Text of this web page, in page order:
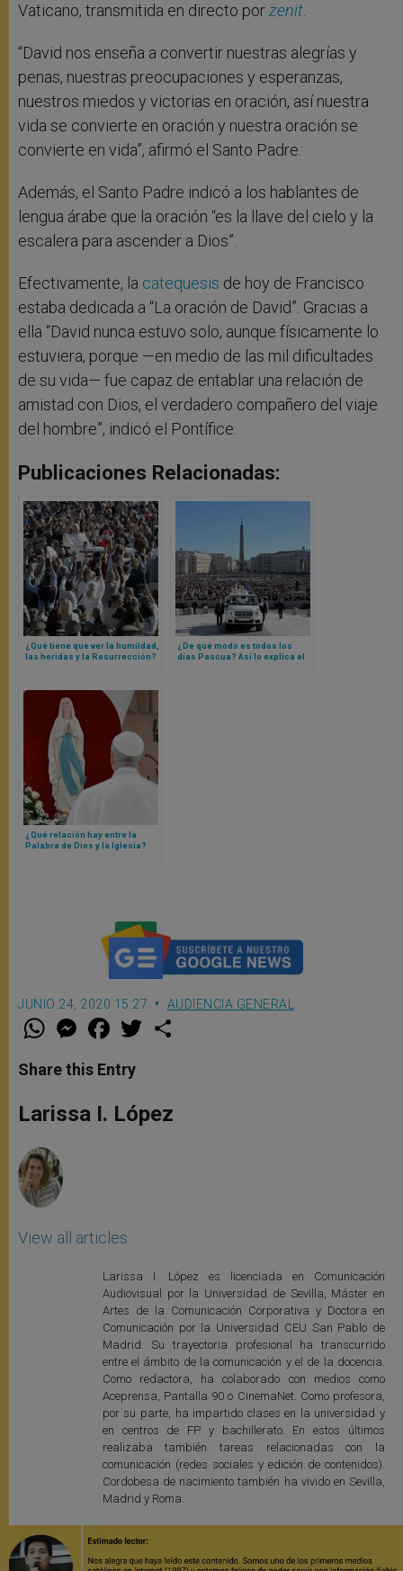
Vaticano, transmitida en directo porzenit
“David nos enseña a convertir nuestras alegrías y
penas, nuestras preocupaciones y esperanzas,
nuestros miedos y victorias en oración, así nuestra
vida se convierte en oración y nuestra oración se
convierte en vida”, afirmó el Santo Padre.
Además, el Santo Padre indicó a los hablantes de
lengua árabe que la oración “es la llave del cielo y la
escalera para ascender a Dios”.
Efectivamente, la catequesis de hoy de Francisco
estaba dedicada a “La oración de David”. Gracias a
ella “David nunca estuvo solo, aunque físicamente lo
estuviera, porque —en medio de las mil dificultades
de su vida— fue capaz de entablar una relación de
amistad con Dios, el verdadero compañero del viaje
del hombre”, indicó el Pontífice.
Publicaciones Relacionadas:
¿Qué tiene que ver la humildad,
las heridas y la Resurrección?
¿De qué modo es todos los
días Pascua? Así lo explica el
¿Qué relación hay entre la
Palabra de Dios y la Iglesia?
JUNIO 24, 2020 15:27 AUDIENCIA GENERAL
W
t
s
p
p
M
e
s
e
g
e
F
a
e
b
o
k
w
r
Share this Entry
Larissa I. López
View all articles
Larissa I. López es licenciada en Comunicación
Audiovisual por la Universidad de Sevilla, Máster en
Artes de la Comunicación Corporativa y Doctora en
Comunicación por la Universidad CEU San Pablo de
Madrid. Su trayectoria profesional ha transcurrido
entre el ámbito de la comunicación y el de la docencia.
Como redactora, ha colaborado con medios como
Aceprensa, Pantalla 90 o CinemaNet. Como profesora,
por su parte, ha impartido clases en la universidad y
en centros de FP y bachillerato. En estos últimos
realizaba también tareas relacionadas con la
comunicación (redes sociales y edición de contenidos).
Cordobesa de nacimiento también ha vivido en Sevilla,
Madrid y Roma.